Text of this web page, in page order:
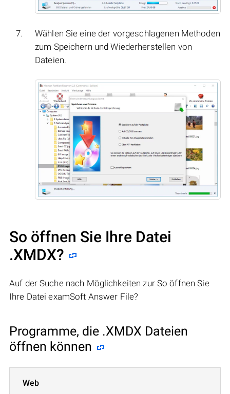
Wählen Sie eine der vorgeschlagenen Methoden
zum Speichern und Wiederherstellen von
Dateien.
So öffnen Sie Ihre Datei
.XMDX?
Auf der Suche nach Möglichkeiten zur So öffnen Sie
Ihre Datei examSoft Answer File?
Programme, die .XMDX Dateien
öffnen können
Web